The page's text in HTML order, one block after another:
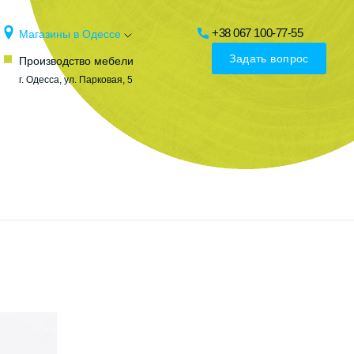
Магазины в Одессе
Производство мебели
г. Одесса, ул. Парковая, 5
+38 067 100-77-55
Задать вопрос